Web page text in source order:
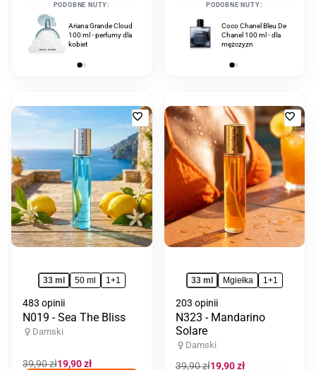
PODOBNE NUTY:
Ariana Grande Cloud
100 ml - perfumy dla
kobiet
Creed Aventus For
Her 75 ml - perfumy
dla kobiet
PODOBNE NUTY:
Coco Chanel Bleu De
Chanel 100 ml - dla
mężczyzn
Dodaj
do
ulubionych
33 ml 50 ml 1+1
483 opinii
N019 - Sea The Bliss
Damski
Cena
39,90 złCena
19,90 zł
do
33 ml Mgiełka 1+1
203 opinii
N323 - Mandarino
Solare
Damski
Cena
39,90 złCena
19,90 zł